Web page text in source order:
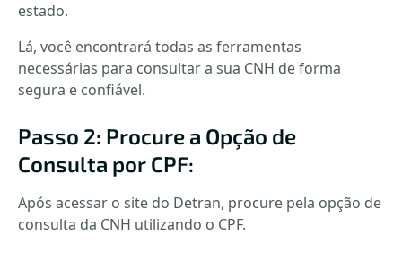
estado.
Lá, você encontrará todas as ferramentas
necessárias para consultar a sua CNH de forma
segura e confiável.
Passo 2: Procure a Opção de
Consulta por CPF:
Após acessar o site do Detran, procure pela opção de
consulta da CNH utilizando o CPF.